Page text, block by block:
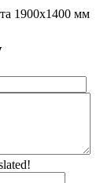
1900х1400 мм